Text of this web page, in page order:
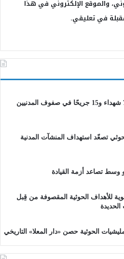
والموقع الإلكتروني في هذا
في تعليقي.
هجوم حوثي على ميناء المخا: 7 شهداء و15 جريحًا في صفوف المدنيين
الحوثي تصعّد استهداف المنشآت المدنية
وسط تصاعد أزمة القيادة
للأهداف الحوثية المقصوفة من قِبل
الحوثية حصن «دار المعلا» التاريخي